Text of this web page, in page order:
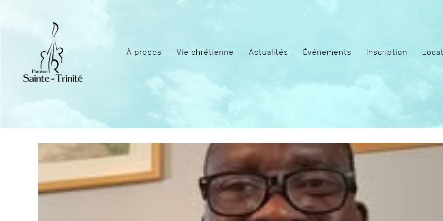
À propos Vie chrétienne Actualités Événements Inscription